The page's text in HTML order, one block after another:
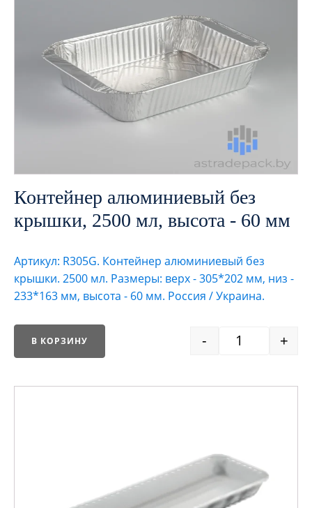
Контейнер алюминиевый без
крышки, 2500 мл, высота - 60 мм
Артикул: R305G. Контейнер алюминиевый без
крышки. 2500 мл. Размеры: верх - 305*202 мм, низ -
233*163 мм, высота - 60 мм. Россия / Украина.
- +
В КОРЗИНУ